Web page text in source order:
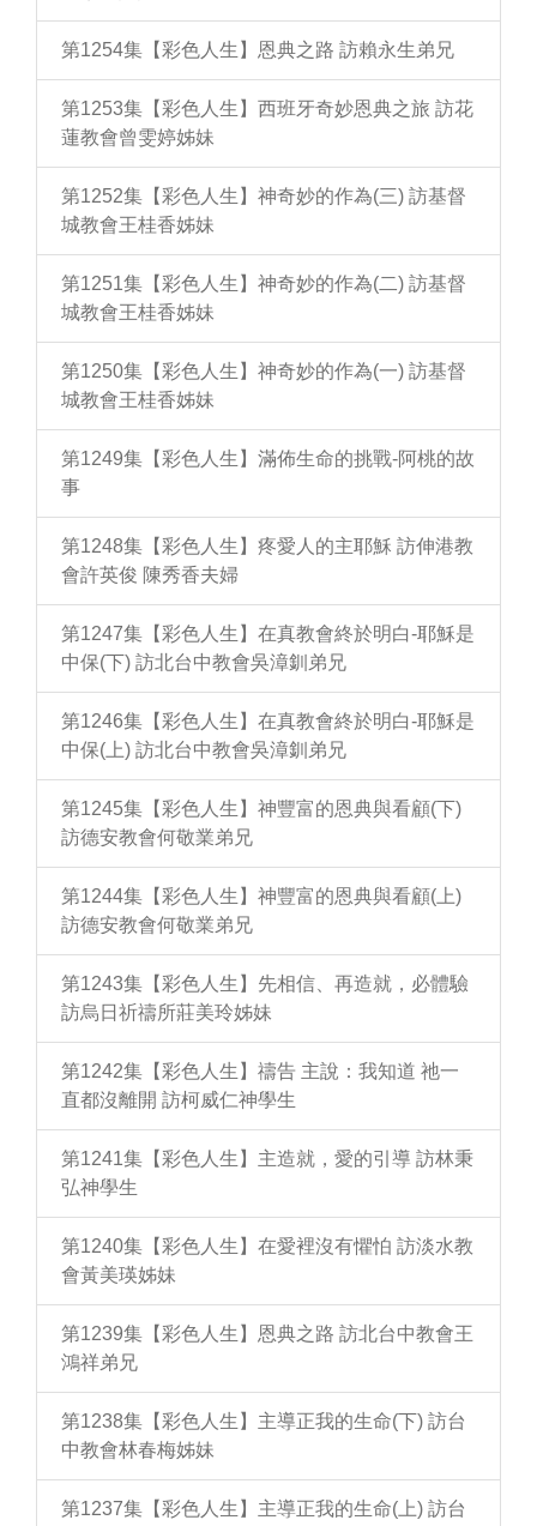
第1254集【彩色人生】恩典之路 訪賴永生弟兄
第1253集【彩色人生】西班牙奇妙恩典之旅 訪花
蓮教會曾雯婷姊妹
第1252集【彩色人生】神奇妙的作為(三) 訪基督
城教會王桂香姊妹
第1251集【彩色人生】神奇妙的作為(二) 訪基督
城教會王桂香姊妹
第1250集【彩色人生】神奇妙的作為(一) 訪基督
城教會王桂香姊妹
第1249集【彩色人生】滿佈生命的挑戰-阿桃的故
事
第1248集【彩色人生】疼愛人的主耶穌 訪伸港教
會許英俊 陳秀香夫婦
第1247集【彩色人生】在真教會終於明白-耶穌是
中保(下) 訪北台中教會吳漳釧弟兄
第1246集【彩色人生】在真教會終於明白-耶穌是
中保(上) 訪北台中教會吳漳釧弟兄
第1245集【彩色人生】神豐富的恩典與看顧(下)
訪德安教會何敬業弟兄
第1244集【彩色人生】神豐富的恩典與看顧(上)
訪德安教會何敬業弟兄
第1243集【彩色人生】先相信、再造就，必體驗
訪烏日祈禱所莊美玲姊妹
第1242集【彩色人生】禱告 主說：我知道 祂一
直都沒離開 訪柯威仁神學生
第1241集【彩色人生】主造就，愛的引導 訪林秉
弘神學生
第1240集【彩色人生】在愛裡沒有懼怕 訪淡水教
會黃美瑛姊妹
第1239集【彩色人生】恩典之路 訪北台中教會王
鴻祥弟兄
第1238集【彩色人生】主導正我的生命(下) 訪台
中教會林春梅姊妹
第1237集【彩色人生】主導正我的生命(上) 訪台